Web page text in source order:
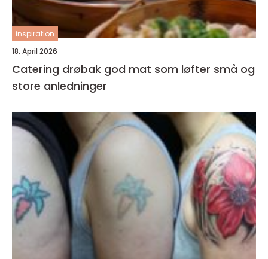
inspiration
18. April 2026
Catering drøbak god mat som løfter små og
store anledninger